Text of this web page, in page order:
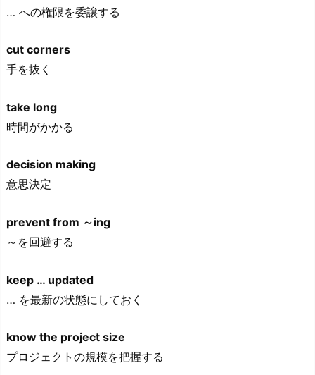
… への権限を委譲する
cut corners
手を抜く
take long
時間がかかる
decision making
意思決定
prevent from ～ing
～を回避する
keep … updated
… を最新の状態にしておく
know the project size
プロジェクトの規模を把握する